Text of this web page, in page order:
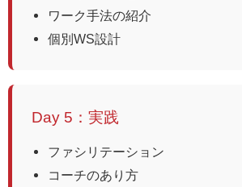
ワーク手法の紹介
個別WS設計
Day 5：実践
ファシリテーション
コーチのあり方